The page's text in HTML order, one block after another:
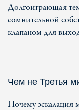
Долгоиграющая
сомнительной
клапаном для
Чем не Третья
Почему эскалация